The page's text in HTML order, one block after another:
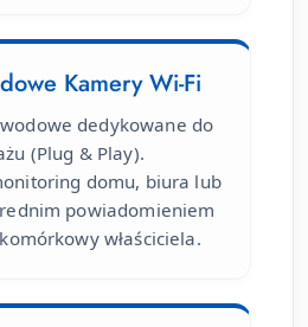
Kamery Wi-Fi
dedykowane do
(Plug & Play).
domu, biura lub
powiadomieniem
właściciela.